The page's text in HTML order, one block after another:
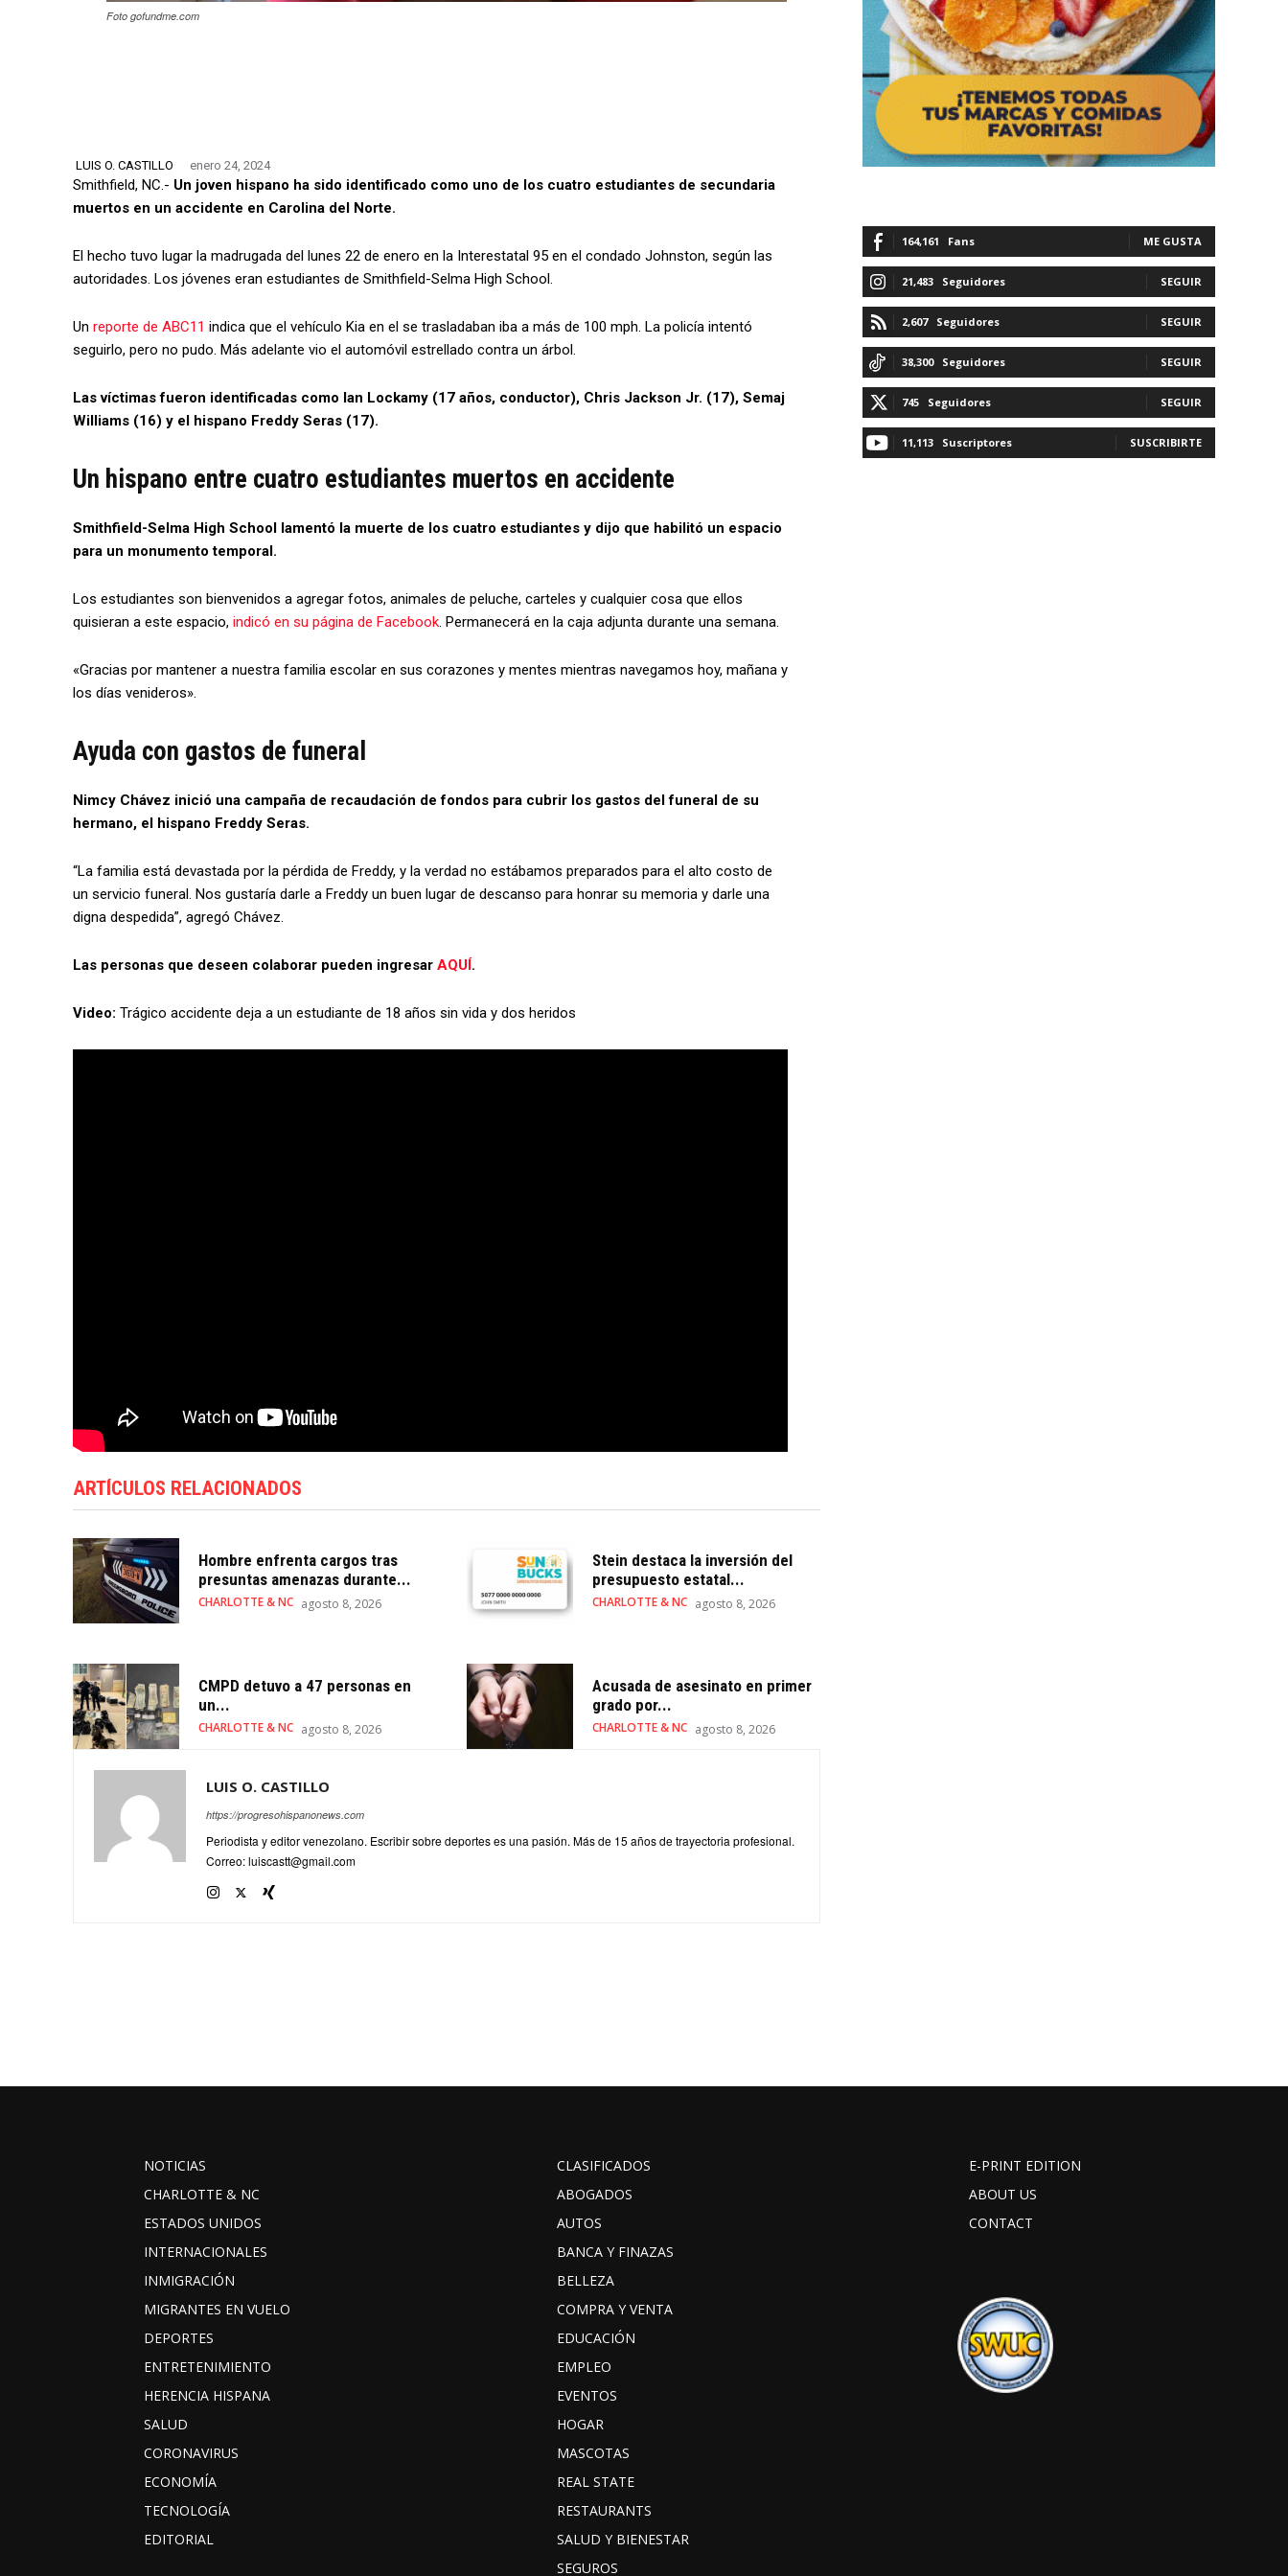
Foto gofundme.com
LUIS O. CASTILLO enero 24, 2024
Smithfield, NC.- Un joven hispano ha sido identificado como uno de los cuatro estudiantes de secundaria
muertos en un accidente en Carolina del Norte.
El hecho tuvo lugar la madrugada del lunes 22 de enero en la Interestatal 95 en el condado Johnston, según las
autoridades. Los jóvenes eran estudiantes de Smithfield-Selma High School.
Un reporte de ABC11 indica que el vehículo Kia en el se trasladaban iba a más de 100 mph. La policía intentó
seguirlo, pero no pudo. Más adelante vio el automóvil estrellado contra un árbol.
Las víctimas fueron identificadas como lan Lockamy (17 años, conductor), Chris Jackson Jr. (17), Semaj
Williams (16) y el hispano Freddy Seras (17).
Un hispano entre cuatro estudiantes muertos en accidente
Smithfield-Selma High School lamentó la muerte de los cuatro estudiantes y dijo que habilitó un espacio
para un monumento temporal.
Los estudiantes son bienvenidos a agregar fotos, animales de peluche, carteles y cualquier cosa que ellos
quisieran a este espacio, indicó en su página de Facebook. Permanecerá en la caja adjunta durante una semana.
«Gracias por mantener a nuestra familia escolar en sus corazones y mentes mientras navegamos hoy, mañana y
los días venideros».
Ayuda con gastos de funeral
Nimcy Chávez inició una campaña de recaudación de fondos para cubrir los gastos del funeral de su
hermano, el hispano Freddy Seras.
“La familia está devastada por la pérdida de Freddy, y la verdad no estábamos preparados para el alto costo de
un servicio funeral. Nos gustaría darle a Freddy un buen lugar de descanso para honrar su memoria y darle una
digna despedida”, agregó Chávez.
Las personas que deseen colaborar pueden ingresar AQUÍ.
Video: Trágico accidente deja a un estudiante de 18 años sin vida y dos heridos
ARTÍCULOS RELACIONADOS
Hombre enfrenta cargos tras
presuntas amenazas durante...
CHARLOTTE & NC agosto 8, 2026
Stein destaca la inversión del
presupuesto estatal...
CHARLOTTE & NC agosto 8, 2026
CMPD detuvo a 47 personas en
un...
CHARLOTTE & NC agosto 8, 2026
Acusada de asesinato en primer
grado por...
CHARLOTTE & NC agosto 8, 2026
LUIS O. CASTILLO
https://progresohispanonews.com
Periodista y editor venezolano. Escribir sobre deportes es una pasión. Más de 15 años de trayectoria profesional.
Correo: luiscastt@gmail.com
164,161 Fans ME GUSTA
21,483 Seguidores SEGUIR
2,607 Seguidores SEGUIR
38,300 Seguidores SEGUIR
745 Seguidores SEGUIR
11,113 Suscriptores SUSCRIBIRTE
NOTICIAS
CHARLOTTE & NC
ESTADOS UNIDOS
INTERNACIONALES
INMIGRACIÓN
MIGRANTES EN VUELO
DEPORTES
ENTRETENIMIENTO
HERENCIA HISPANA
SALUD
CORONAVIRUS
ECONOMÍA
TECNOLOGÍA
EDITORIAL
CLASIFICADOS
ABOGADOS
AUTOS
BANCA Y FINAZAS
BELLEZA
COMPRA Y VENTA
EDUCACIÓN
EMPLEO
EVENTOS
HOGAR
MASCOTAS
REAL STATE
RESTAURANTS
SALUD Y BIENESTAR
SEGUROS
E-PRINT EDITION
ABOUT US
CONTACT